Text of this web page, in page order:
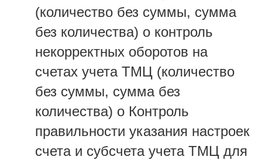
(количество без суммы, сумма
без количества) o контроль
некорректных оборотов на
счетах учета ТМЦ (количество
без суммы, сумма без
количества) o Контроль
правильности указания настроек
счета и субсчета учета ТМЦ для